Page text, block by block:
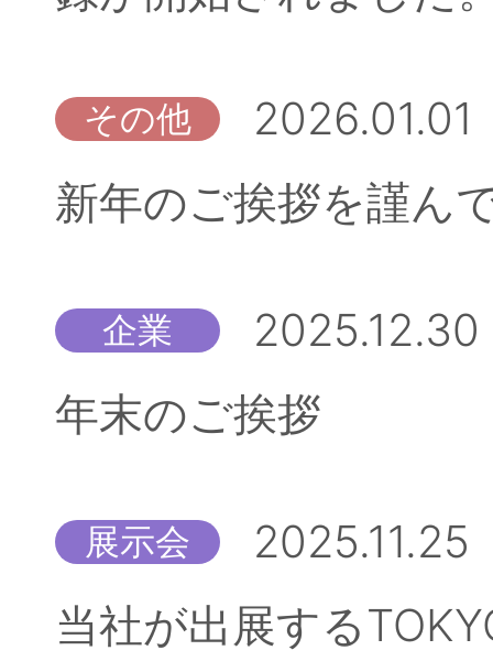
その他
2026.01.01
新年のご挨拶を謹ん
企業
2025.12.30
年末のご挨拶
展示会
2025.11.25
当社が出展する